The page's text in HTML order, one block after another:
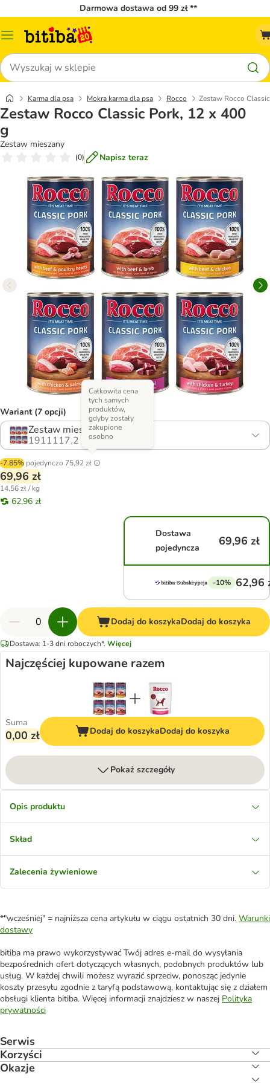
Darmowa dostawa od 99 zł **
Menu
Szukaj
Karma dla psa Mokra karma dla psa Rocco Zestaw Rocco
Zestaw Rocco Classic Pork, 12 x 400
g
Zestaw mieszany
(0) Napisz teraz
Wariant (7 opcji)
Zestaw mieszany
1911117.2
-7.85% pojedynczo 75,92 zł
Całkowita cena
tych samych
produktów,
gdyby zostały
zakupione
osobno
69,96 zł
14,56 zł / kg
62,96 zł
Dostawa
pojedyncza
69,96 zł
-10% 62,96
Dodaj do koszykaDodaj do koszyka
Dostawa: 1-3 dni roboczych*. Więcej
Najczęściej kupowane razem
Suma
0,00 zł Dodaj do koszykaDodaj do koszyka
Pokaż szczegóły
Opis produktu
Skład
Zalecenia żywieniowe
*"wcześniej" = najniższa cena artykułu w ciągu ostatnich 30 dni. Warunki
dostawy
bitiba ma prawo wykorzystywać Twój adres e-mail do wysyłania
bezpośrednich ofert dotyczących własnych, podobnych produktów lub
usług. W każdej chwili możesz wyrazić sprzeciw, ponosząc jedynie
koszty przesyłu zgodnie z taryfą podstawową, kontaktując się z działem
obsługi klienta bitiba. Więcej informacji znajdziesz w naszej Polityka
prywatności
Serwis
Korzyści
Okazje